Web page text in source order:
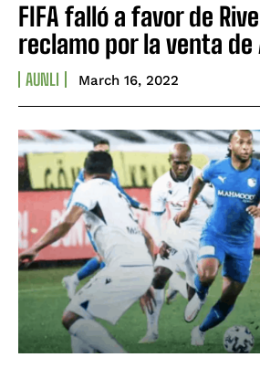
FIFA falló a favor de
reclamo por la venta
AUNLI March 16, 2022